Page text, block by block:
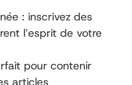
: inscrivez des
l’esprit de votre
pour contenir
articles